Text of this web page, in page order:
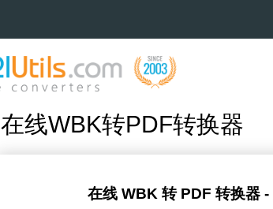
在线WBK转PDF转换器
在线 WBK 转 PDF 转换器 -